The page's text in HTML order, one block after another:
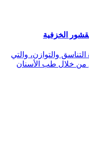
الخزفية
والتوازن، والتي
من خلال طب الأسنان